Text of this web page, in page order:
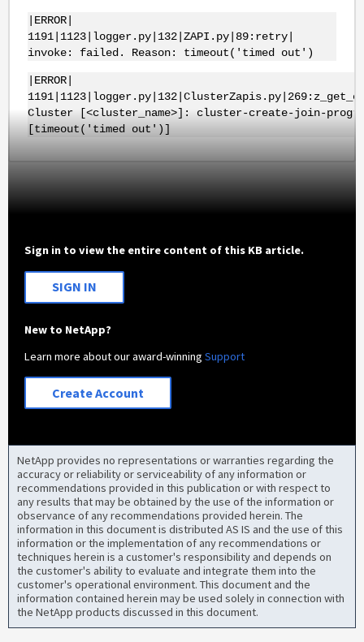
|ERROR|
1191|1123|logger.py|132|ZAPI.py|89:retry|
invoke: failed. Reason: timeout('timed out')
|ERROR|
Cluster [<cluster_name>]: cluster-create-join-
[timeout('timed out')]
Sign in to view the entire content of this KB article.
SIGN IN
New to NetApp?
Learn more about our award-winningSupport
Create Account
NetApp provides no representations or warranties regarding the
accuracy or reliability or serviceability of any information or
recommendations provided in this publication or with respect to
any results that may be obtained by the use of the information or
observance of any recommendations provided herein. The
information in this document is distributed AS IS and the use of this
information or the implementation of any recommendations or
techniques herein is a customer's responsibility and depends on
the customer's ability to evaluate and integrate them into the
customer's operational environment. This document and the
information contained herein may be used solely in connection with
the NetApp products discussed in this document.